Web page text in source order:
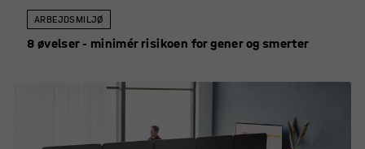
ARBEJDSMILJØ
8 øvelser - minimér risikoen for gener og smerter